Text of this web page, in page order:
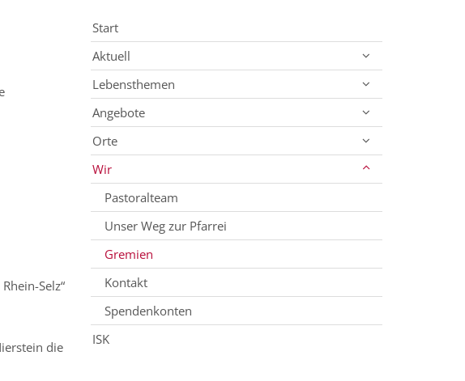
Selz“
die
Start
Aktuell
Lebensthemen
Angebote
Orte
Wir
Pastoralteam
Unser Weg zur Pfarrei
Gremien
Kontakt
Spendenkonten
ISK